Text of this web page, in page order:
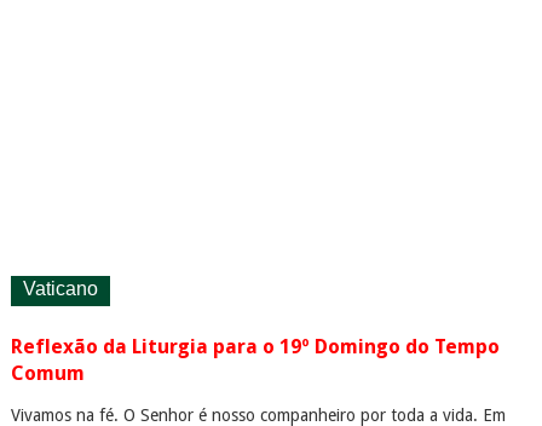
Vaticano
Reflexão da Liturgia para o 19º Domingo do Tempo
Comum
Vivamos na fé. O Senhor é nosso companheiro por toda a vida. Em